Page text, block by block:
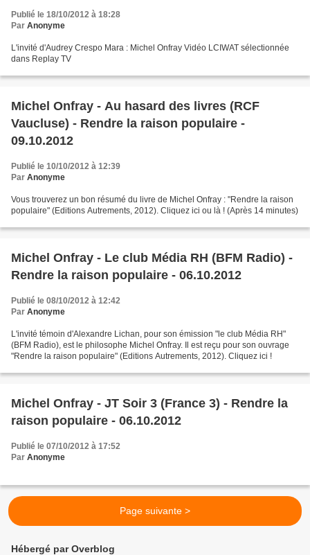
Publié le 18/10/2012 à 18:28
Par Anonyme
L'invité d'Audrey Crespo Mara : Michel Onfray Vidéo LCIWAT sélectionnée
dans Replay TV
Michel Onfray - Au hasard des livres (RCF
Vaucluse) - Rendre la raison populaire -
09.10.2012
Publié le 10/10/2012 à 12:39
Par Anonyme
Vous trouverez un bon résumé du livre de Michel Onfray : "Rendre la raison
populaire" (Editions Autrements, 2012). Cliquez ici ou là ! (Après 14 minutes)
Michel Onfray - Le club Média RH (BFM Radio) -
Rendre la raison populaire - 06.10.2012
Publié le 08/10/2012 à 12:42
Par Anonyme
L'invité témoin d'Alexandre Lichan, pour son émission "le club Média RH"
(BFM Radio), est le philosophe Michel Onfray. Il est reçu pour son ouvrage
"Rendre la raison populaire" (Editions Autrements, 2012). Cliquez ici !
Michel Onfray - JT Soir 3 (France 3) - Rendre la
raison populaire - 06.10.2012
Publié le 07/10/2012 à 17:52
Par Anonyme
Page suivante >
Hébergé par Overblog